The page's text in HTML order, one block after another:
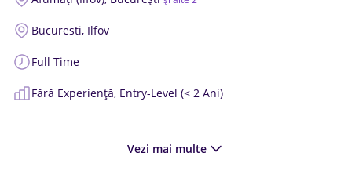
Bucuresti, Ilfov
Full Time
Fără Experiență, Entry-Level (< 2 Ani)
Vezi mai multe